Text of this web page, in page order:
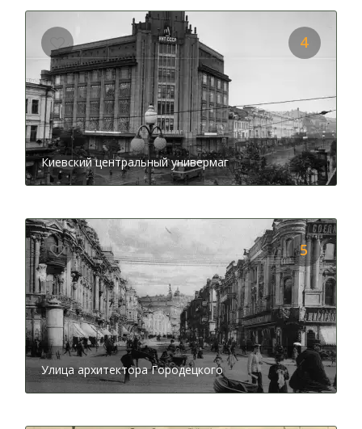
профессора Меринга. Но большая часть улицы,
которая прилегает к Крещатику, сильно пострадала во
время второй мировой. На месте особняка Меринга
была построена гостиница, а после - консерватория.
Сегодня национальная академия Чайковского играет
огромную роль в культурном развитии. Какие еще
архитектурные объекты расположены на улице
Городецкого? Что можно заметить на доме под
номером 15 и кому светит удача после посещения этой
улицы, вы узнаете во время аудио экскурсии.
Далее по маршруту вы посетитеплощадь Ивана
большим скопление памятников. Когда-то эта
территория принадлежала профессору Мерингу,
который разместил на этом месте красивый сад с
прудом. После разрушения во время Второй мировой
войны, площадь была отстроена. За все время успела
поменять несколько названий. Сегодня главным
архитектурным объектом и доминантой этого места
является национальный драматический театр имени
Ивана Франко. Интересные факты о площади вам
расскажет аудио гид, а увидеть прежний вид этого
Киевский центральный универмаг
4
Улица архитектора Городецкого
5